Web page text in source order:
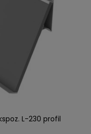
L-230 profil